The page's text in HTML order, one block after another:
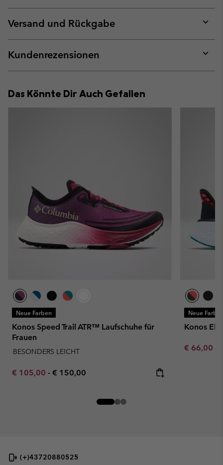
or
Versand und Rückgabe
or
Kundenrezensionen
or
Das Könnte Dir Auch Gefallen
Neue Farben
Konos Speed Trail ATR™ Laufschuhe für
Frauen
BESONDERS LEICHT
Minimum sale price:
€ 105,00 - Maximum price:
€ 150,00
Neue
Konos
Sale price:
€ 66,00€
(+)43720880525